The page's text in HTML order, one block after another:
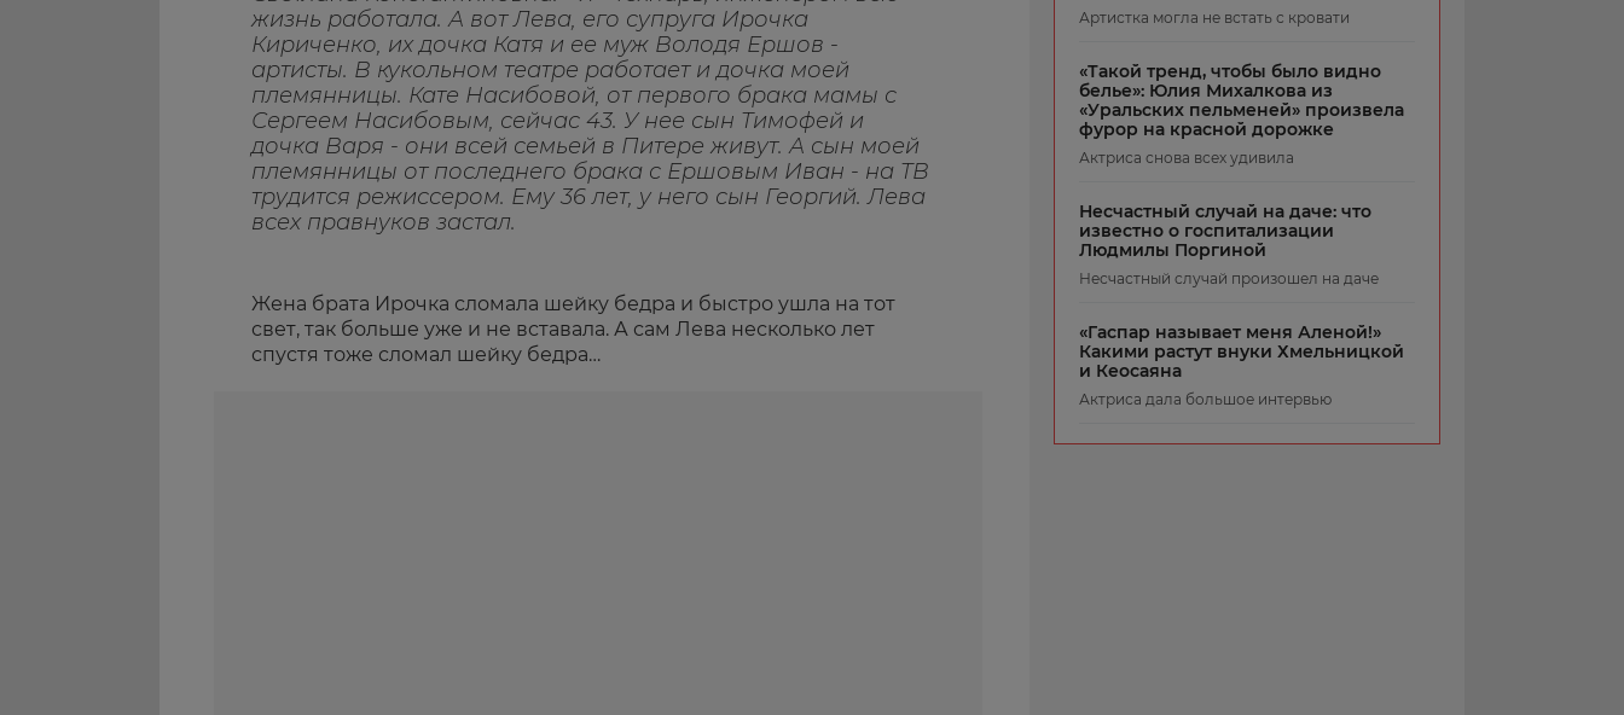
жизнь работала. А вот Лева, его супруга Ирочка
Кириченко, их дочка Катя и ее муж Володя Ершов -
артисты. В кукольном театре работает и дочка моей
племянницы. Кате Насибовой, от первого брака мамы с
Сергеем Насибовым, сейчас 43. У нее сын Тимофей и
дочка Варя - они всей семьей в Питере живут. А сын моей
племянницы от последнего брака с Ершовым Иван - на ТВ
трудится режиссером. Ему 36 лет, у него сын Георгий. Лева
всех правнуков застал.
Жена брата Ирочка сломала шейку бедра и быстро ушла на тот
свет, так больше уже и не вставала. А сам Лева несколько лет
спустя тоже сломал шейку бедра…
Артистка могла не встать с кровати
«Такой тренд, чтобы было видно
белье»: Юлия Михалкова из
«Уральских пельменей» произвела
фурор на красной дорожке
Актриса снова всех удивила
Несчастный случай на даче: что
известно о госпитализации
Людмилы Поргиной
Несчастный случай произошел на даче
«Гаспар называет меня Аленой!»
Какими растут внуки Хмельницкой
и Кеосаяна
Актриса дала большое интервью